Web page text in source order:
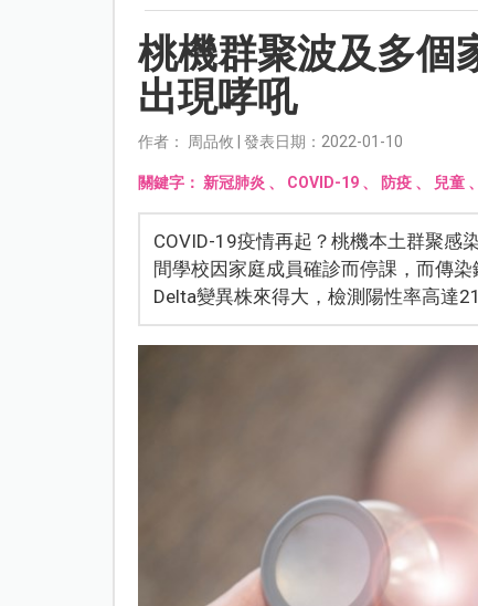
桃機群聚波及多個
出現哮吼
作者： 周品攸 | 發表日期：2022-01-10
關鍵字： 新冠肺炎 、 COVID-19、 防疫、 兒童、
COVID-19疫情再起？桃機本土群聚感
間學校因家庭成員確診而停課，而傳
Delta變異株來得大，檢測陽性率高達